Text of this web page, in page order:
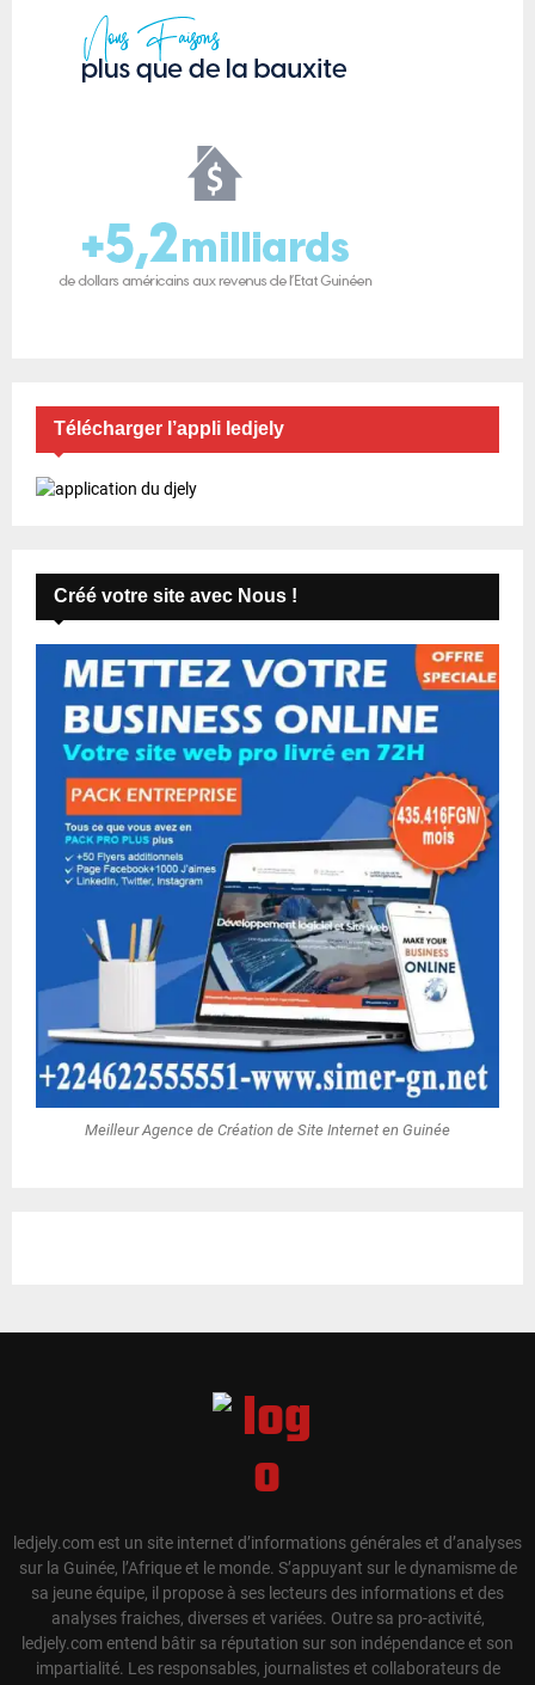
Télécharger l’appli ledjely
Créé votre site avec Nous !
Meilleur Agence de Création de Site Internet en Guinée
ledjely.com est un site internet d’informations générales et d’analyses
sur la Guinée, l’Afrique et le monde. S’appuyant sur le dynamisme de
sa jeune équipe, il propose à ses lecteurs des informations et des
analyses fraiches, diverses et variées. Outre sa pro-activité,
ledjely.com entend bâtir sa réputation sur son indépendance et son
impartialité. Les responsables, journalistes et collaborateurs de